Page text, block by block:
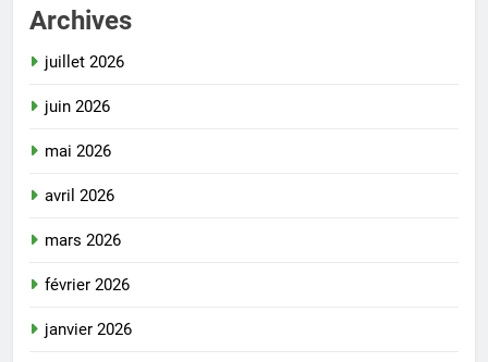
Archives
juillet 2026
juin 2026
mai 2026
avril 2026
mars 2026
février 2026
janvier 2026